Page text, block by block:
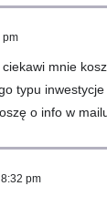
pm
mnie
typu inwestycje
o info w
pm